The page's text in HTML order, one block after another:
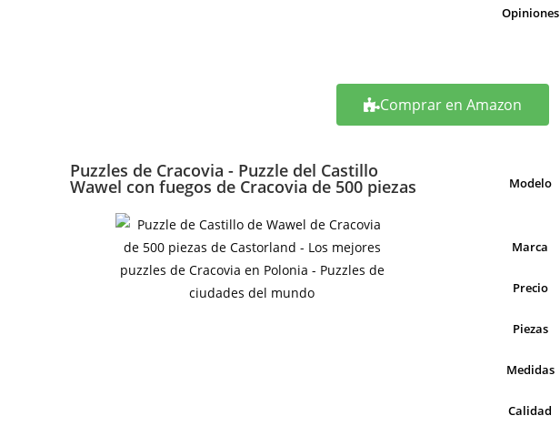
Opiniones
Comprar en Amazon
Puzzles de Cracovia - Puzzle del Castillo
Wawel con fuegos de Cracovia de 500 piezas Modelo
Marca
Precio
Piezas
Medidas
Calidad